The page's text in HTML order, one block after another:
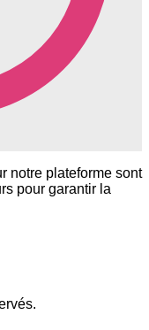
notre plateforme sont
pour garantir la